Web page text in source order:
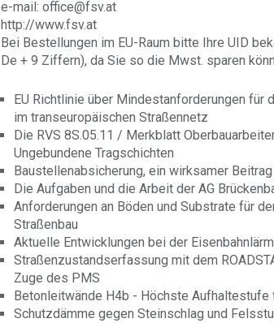
e-mail: office@fsv.at
http://www.fsv.at
Bei Bestellungen im EU-Raum bitte Ihre UID
De + 9 Ziffern), da Sie so die Mwst. sparen
EU Richtlinie über Mindestanforderungen für
im transeuropäischen Straßennetz
Die RVS 8S.05.11 / Merkblatt
Ungebundene Tragschichten
Baustellenabsicherung, ein wirksamer
Die Aufgaben und die Arbeit der AG
Anforderungen an Böden und Substrate für
Straßenbau
Aktuelle Entwicklungen bei der
Straßenzustandserfassung mit dem
Zuge des PMS
Betonleitwände H4b - Höchste Aufhaltestufe
Schutzdämme gegen Steinschlag und